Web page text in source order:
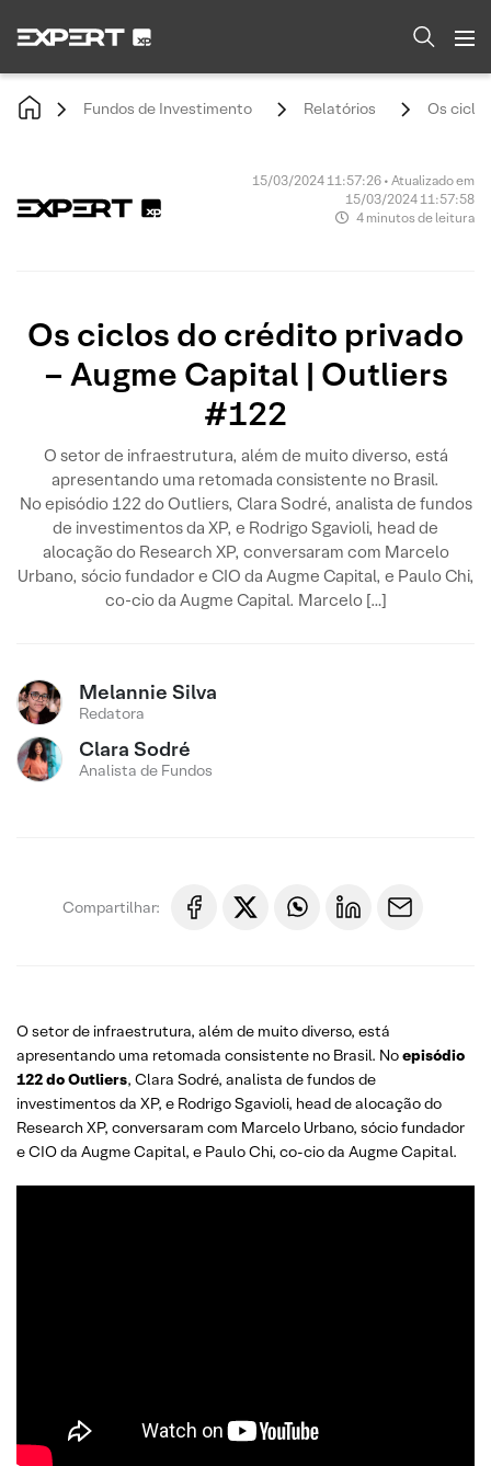
Fundos de Investimento Relatórios Os
15/03/2024 11:57:26 • Atualizado em
15/03/2024 11:57:58
4 minutos de leitura
Os ciclos do crédito privado
– Augme Capital | Outliers
#122
O setor de infraestrutura, além de muito diverso, está
apresentando uma retomada consistente no Brasil.
No episódio 122 do Outliers, Clara Sodré, analista de fundos
de investimentos da XP, e Rodrigo Sgavioli, head de
alocação do Research XP, conversaram com Marcelo
Urbano, sócio fundador e CIO da Augme Capital, e Paulo Chi,
co-cio da Augme Capital. Marcelo […]
Melannie Silva
Redatora
Clara Sodré
Analista de Fundos
Compartilhar:
O setor de infraestrutura, além de muito diverso, está
apresentando uma retomada consistente no Brasil. Noepisódio
122 do Outliers, Clara Sodré, analista de fundos de
investimentos da XP, e Rodrigo Sgavioli, head de alocação do
Research XP, conversaram com Marcelo Urbano, sócio fundador
e CIO da Augme Capital, e Paulo Chi, co-cio da Augme Capital.